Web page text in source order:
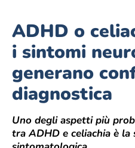
ADHD o
i sintomi
generano
diagnostica
Uno degli aspetti più
tra ADHD e celiachia è la